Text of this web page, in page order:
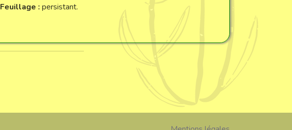
Feuillage : persistant.